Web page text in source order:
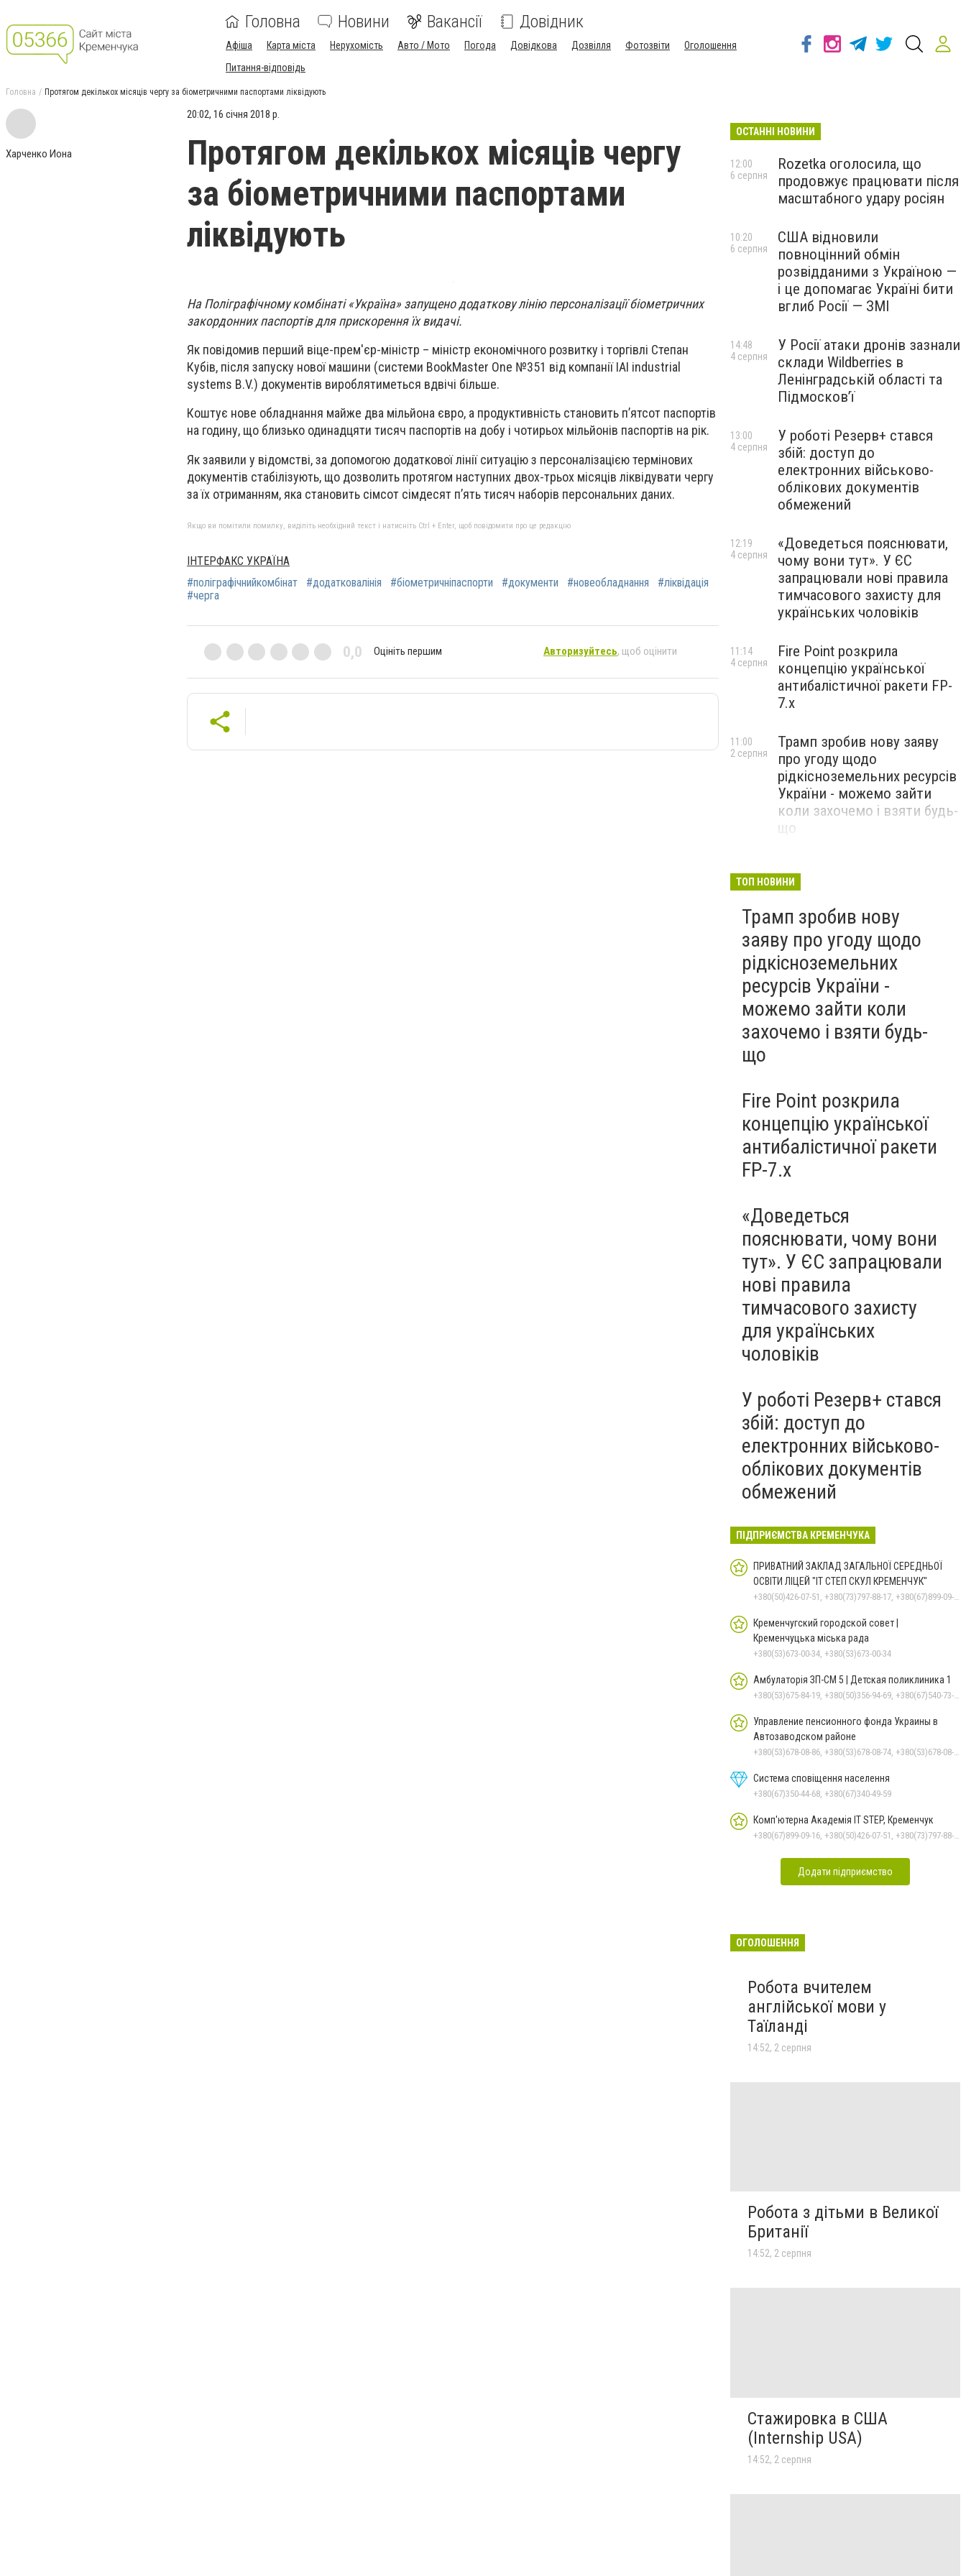
Головна Новини Вакансії Довідник
Афіша Карта міста Нерухомість Авто / Мото Погода Довідкова Дозвілля Фотозвіти
Оголошення
Питання-відповідь
Головна Протягом декількох місяців чергу за біометричними паспортами ліквідують
Харченко Иона
20:02, 16 січня 2018 р.
Протягом декількох місяців чергу
за біометричними паспортами
ліквідують
На Поліграфічному комбінаті «Україна» запущено додаткову лінію персоналізації біометричних
закордонних паспортів для прискорення їх видачі.
Як повідомив перший віце-прем'єр-міністр – міністр економічного розвитку і торгівлі Степан
Кубів, після запуску нової машини (системи BookMaster One №351 від компанії ІАІ industrial
systems B.V.) документів вироблятиметься вдвічі більше.
Коштує нове обладнання майже два мільйона євро, а продуктивність становить п’ятсот паспортів
на годину, що близько одинадцяти тисяч паспортів на добу і чотирьох мільйонів паспортів на рік.
Як заявили у відомстві, за допомогою додаткової лінії ситуацію з персоналізацією термінових
документів стабілізують, що дозволить протягом наступних двох-трьох місяців ліквідувати чергу
за їх отриманням, яка становить сімсот сімдесят п’ять тисяч наборів персональних даних.
Якщо ви помітили помилку, виділіть необхідний текст і натисніть Ctrl + Enter, щоб повідомити про це редакцію
ІНТЕРФАКС УКРАЇНА
#поліграфічнийкомбінат
#додатковалінія #біометричніпаспорти #документи #новеобладнання
#ліквідація
#черга
0,0 Оцініть першим Авторизуйтесь, щоб оцінити
ОСТАННІ НОВИНИ
Rozetka оголосила, що
продовжує працювати після
масштабного удару росіян
12:00
6 серпня
США відновили
повноцінний обмін
розвідданими з Україною —
і це допомагає Україні бити
вглиб Росії — ЗМІ
10:20
6 серпня
У Росії атаки дронів зазнали
склади Wildberries в
Ленінградській області та
Підмосков’ї
14:48
4 серпня
У роботі Резерв+ стався
збій: доступ до
електронних військово-
облікових документів
обмежений
13:00
4 серпня
«Доведеться пояснювати,
чому вони тут». У ЄС
запрацювали нові правила
тимчасового захисту для
українських чоловіків
12:19
4 серпня
Fire Point розкрила
концепцію української
антибалістичної ракети FP-
7.x
11:14
4 серпня
Трамп зробив нову заяву
про угоду щодо
рідкісноземельних ресурсів
України - можемо зайти
коли захочемо і взяти будь-
що
11:00
2 серпня
призов”: ДБР проводить
ТЦК по всій Україні
31 липня
ТОП НОВИНИ
Трамп зробив нову
заяву про угоду щодо
рідкісноземельних
ресурсів України -
можемо зайти коли
захочемо і взяти будь-
що
Fire Point розкрила
концепцію української
антибалістичної ракети
FP-7.x
«Доведеться
пояснювати, чому вони
тут». У ЄС запрацювали
нові правила
тимчасового захисту
для українських
чоловіків
У роботі Резерв+ стався
збій: доступ до
електронних військово-
облікових документів
обмежений
ПІДПРИЄМСТВА КРЕМЕНЧУКА
ПРИВАТНИЙ ЗАКЛАД ЗАГАЛЬНОЇ СЕРЕДНЬОЇ
ОСВІТИ ЛІЦЕЙ "ІТ СТЕП СКУЛ КРЕМЕНЧУК"
+380(50)426-07-51, +380(73)797-88-17, +380(67)899-09-16
Кременчугский городской совет |
Кременчуцька міська рада
+380(53)673-00-34, +380(53)673-00-34
Амбулаторія ЗП-СМ 5 | Детская поликлиника 1
+380(53)675-84-19, +380(50)356-94-69, +380(67)540-73-87
Управление пенсионного фонда Украины в
Автозаводском районе
+380(53)678-08-86, +380(53)678-08-74, +380(53)678-08-83, +380(53)678-08-41, +380(53)678-09-05
Система сповіщення населення
+380(67)350-44-68, +380(67)340-49-59
Комп'ютерна Академія IT STEP, Кременчук
+380(67)899-09-16, +380(50)426-07-51, +380(73)797-88-17
Додати підприємство
ОГОЛОШЕННЯ
Робота вчителем
англійської мови у
Таїланді
14:52, 2 серпня
Робота з дітьми в Великої
Британії
14:52, 2 серпня
Стажировка в США
(Internship USA)
14:52, 2 серпня